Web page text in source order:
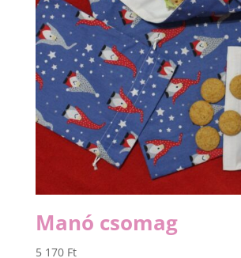
Manó csomag
5 170 Ft